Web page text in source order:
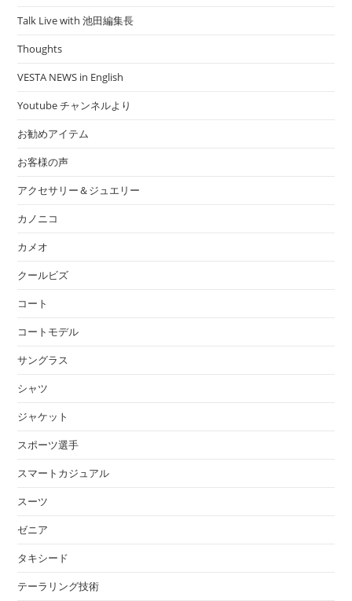
Talk Live with 池田編集長
Thoughts
VESTA NEWS in English
Youtube チャンネルより
お勧めアイテム
お客様の声
アクセサリー＆ジュエリー
カノニコ
カメオ
クールビズ
コート
コートモデル
サングラス
シャツ
ジャケット
スポーツ選手
スマートカジュアル
スーツ
ゼニア
タキシード
テーラリング技術